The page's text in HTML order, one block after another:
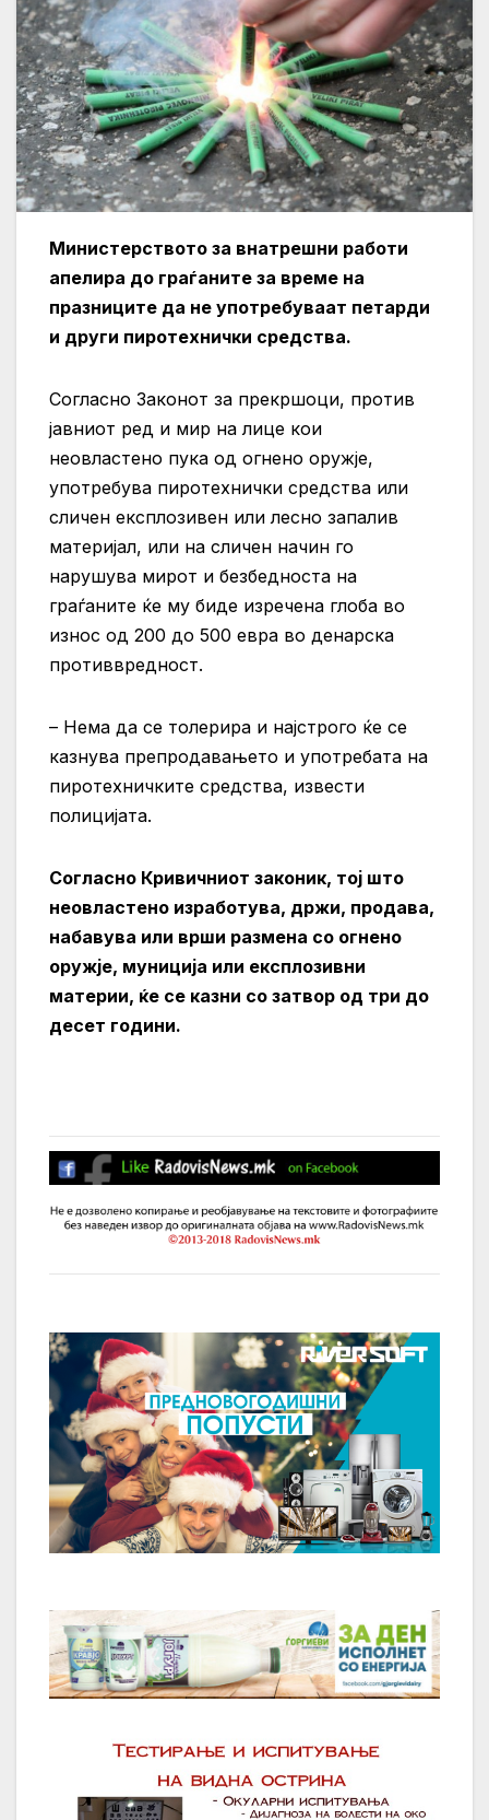
Министерството за внатрешни работи
апелира до граѓаните за време на
празниците да не употребуваат петарди
и други пиротехнички средства.
Согласно Законот за прекршоци, против
јавниот ред и мир на лице кои
неовластено пука од огнено оружје,
употребува пиротехнички средства или
сличен експлозивен или лесно запалив
материјал, или на сличен начин го
нарушува мирот и безбедноста на
граѓаните ќе му биде изречена глоба во
износ од 200 до 500 евра во денарска
противвредност.
– Нема да се толерира и најстрого ќе се
казнува препродавањето и употребата на
пиротехничките средства, извести
полицијата.
Согласно Кривичниот законик, тој што
неовластено изработува, држи, продава,
набавува или врши размена со огнено
оружје, муниција или експлозивни
материи, ќе се казни со затвор од три до
десет години.